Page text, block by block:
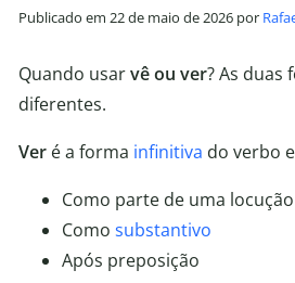
Publicado em 22 de maio de 2026 por
Quando usarvê ou ver? As duas
diferentes.
Ver é a forma infinitiva do verbo
Como parte de uma
Como substantivo
Após preposição